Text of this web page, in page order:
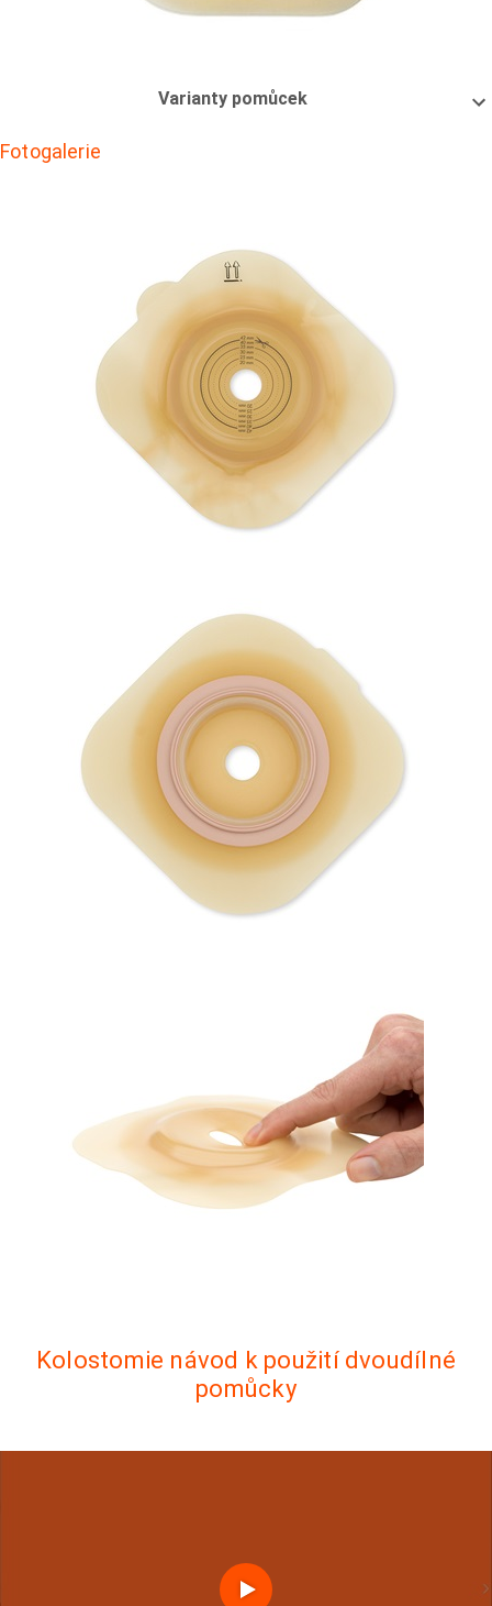
Varianty pomůcek
Fotogalerie
Kolostomie návod k použití dvoudílné
pomůcky